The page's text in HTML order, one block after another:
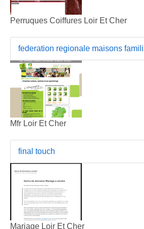
Perruques Coiffures Loir Et Cher
federation regionale maisons
Mfr Loir Et Cher
final touch
Mariage Loir Et Cher